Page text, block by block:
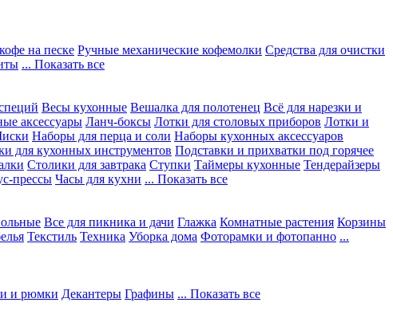
на песке Ручные механические кофемолки Средства для очистки
... Показать все
Весы кухонные Вешалка для полотенец Всё для нарезки и
аксессуары Ланч-боксы Лотки для столовых приборов Лотки и
Наборы для перца и соли Наборы кухонных аксессуаров
для кухонных инструментов Подставки и прихватки под горячее
Столики для завтрака Ступки Таймеры кухонные Тендерайзеры
прессы Часы для кухни ... Показать все
Все для пикника и дачи Глажка Комнатные растения Корзины
Текстиль Техника Уборка дома Фоторамки и фотопанно ...
и рюмки Декантеры Графины ... Показать все